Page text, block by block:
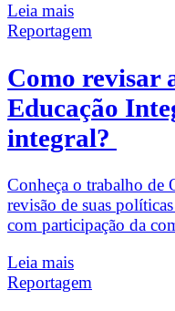
Leia mais
Reportagem
Como revisar
Educação
integral?
Conheça o trabalho de
revisão de suas
com participação da
Leia mais
Reportagem